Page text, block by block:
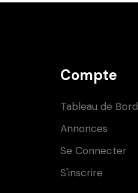
Compte
Tableau de Bord
Annonces
Se Connecter
S'inscrire